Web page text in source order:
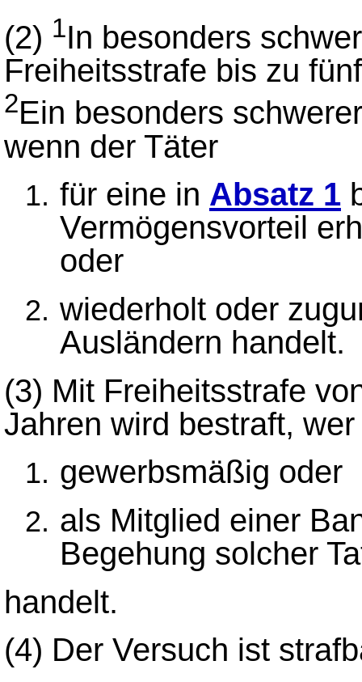
(2) 1In besonders
Freiheitsstrafe bis zu
2Ein besonders
wenn der Täter
für eine in Absatz 1
Vermögensvorteil
oder
wiederholt oder
Ausländern handelt.
(3) Mit Freiheitsstrafe
Jahren wird bestraft,
gewerbsmäßig oder
als Mitglied einer
Begehung solcher
handelt.
(4) Der Versuch ist